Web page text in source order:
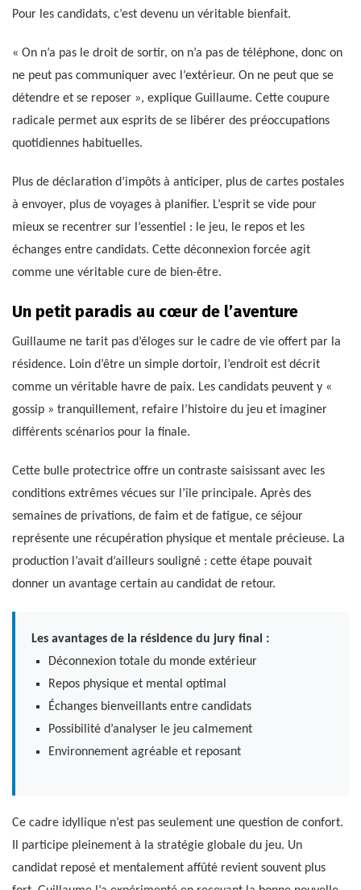
Pour les candidats, c’est devenu un véritable bienfait.
« On n’a pas le droit de sortir, on n’a pas de téléphone, donc on
ne peut pas communiquer avec l’extérieur. On ne peut que se
détendre et se reposer », explique Guillaume. Cette coupure
radicale permet aux esprits de se libérer des préoccupations
quotidiennes habituelles.
Plus de déclaration d’impôts à anticiper, plus de cartes postales
à envoyer, plus de voyages à planifier. L’esprit se vide pour
mieux se recentrer sur l’essentiel : le jeu, le repos et les
échanges entre candidats. Cette déconnexion forcée agit
comme une véritable cure de bien-être.
Un petit paradis au cœur de l’aventure
Guillaume ne tarit pas d’éloges sur le cadre de vie offert par la
résidence. Loin d’être un simple dortoir, l’endroit est décrit
comme un véritable havre de paix. Les candidats peuvent y «
gossip » tranquillement, refaire l’histoire du jeu et imaginer
différents scénarios pour la finale.
Cette bulle protectrice offre un contraste saisissant avec les
conditions extrêmes vécues sur l’île principale. Après des
semaines de privations, de faim et de fatigue, ce séjour
représente une récupération physique et mentale précieuse. La
production l’avait d’ailleurs souligné : cette étape pouvait
donner un avantage certain au candidat de retour.
Les avantages de la résidence du jury final :
Déconnexion totale du monde extérieur
Repos physique et mental optimal
Échanges bienveillants entre candidats
Possibilité d’analyser le jeu calmement
Environnement agréable et reposant
Ce cadre idyllique n’est pas seulement une question de confort.
Il participe pleinement à la stratégie globale du jeu. Un
candidat reposé et mentalement affûté revient souvent plus